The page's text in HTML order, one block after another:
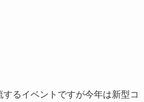
るイベントですが今年は新型コ